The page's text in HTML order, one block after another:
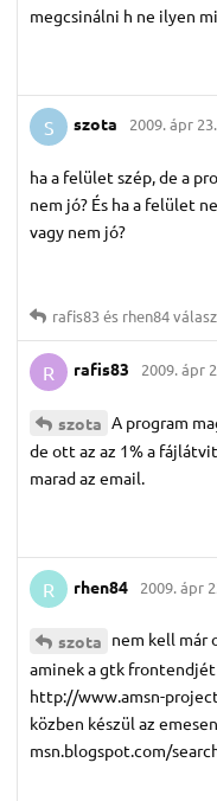
megcsinálni h ne ilyen
S szota 2009. ápr 23.
ha a felület szép, de a
nem jó? És ha a felület
vagy nem jó?
rafis83és rhen84
R rafis83 2009. ápr
szota A program
de ott az az 1% a
marad az email.
R rhen84 2009. ápr
szota nem kell már
aminek a gtk
http://www.amsn-
közben készül az
msn.blogspot.com/